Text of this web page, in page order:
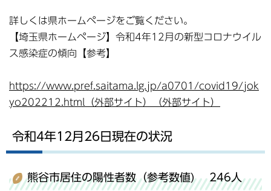
詳しくは県ホームページをご覧ください。
【埼玉県ホームページ】令和4年12月の新型コロナウイル
ス感染症の傾向【参考】
https://www.pref.saitama.lg.jp/a0701/covid19/jok
yo202212.html（外部サイト）（外部サイト）
令和4年12月26日現在の状況
熊谷市居住の陽性者数（参考数値) 246人